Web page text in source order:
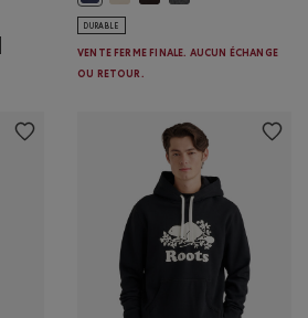
de coton bio: MÉLANGE
en molleton de coton bio: MÉLANGE GRIS
DURABLE
VENTE FERME FINALE. AUCUN ÉCHANGE
OU RETOUR.